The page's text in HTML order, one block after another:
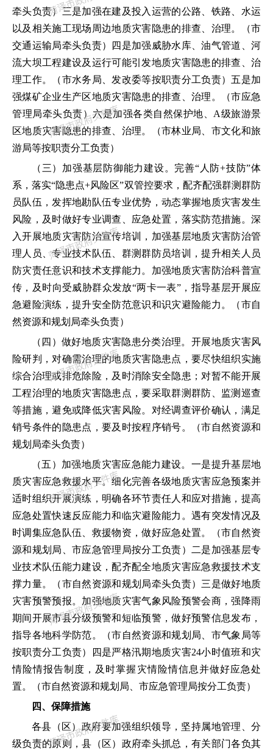
牵头负责）三是加强在建及投入运营的公路、铁路、水运
以及相关施工现场周边地质灾害隐患的排查、治理。
（市
交通运输局牵头负责）
四是加强威胁水库、油气管道、河
流大坝工程建设及运行可能引发地质灾害隐患的排查、治
理工作。
（市水务局 、发改委等按职责分工负责） 五是加
强煤矿企业生产区地质灾害隐患的排查、治理。（市应急
管理局牵头负责）六是加强各类自然保护地、 A级旅游景
区地质灾害隐患的排查、治理。
（市林业局、市文化和旅
游局等按职责分工负责）
（三）加强基层防御能力建设。 完善“人防+技防”体
系，落实“隐患点+风险区”双管控要求，配齐配强群测群防
员队伍，发挥地勘队伍专业优势，动态掌握地质灾害发生
风险，及时做好专业调查、应急处置，落实防范措施。深
入开展地质灾害防治宣传培训，加强基层地质灾害防治管
理人员、专业技术队伍、群测群防员培训，提升相关人员
防灾责任意识和技术支撑能力。加强地质灾害防治科普宣
传，及时向受威胁群众发放“两卡一表”，指导基层开展应
急避险演练，提升安全防范意识和识灾避险能力。
（市自
然资源和规划局牵头负责）
（四）做好地质灾害隐患分类治理。 开展地质灾害风
险研判，对确需治理的地质灾害隐患点，要尽快组织实施
综合治理或排危除险，及时消除安全隐患；对暂不能开展
工程治理的地质灾害隐患点，要采取群测群防、监测巡查
等措施，避免或降低灾害风险。对经调查评价确认，满足
销号条件的隐患点，要及时按程序销号。
（市自然资源和
规划局牵头负责）
（五）加强地质灾害应急能力建设。 一是提升基层地
质灾害应急救援水平。细化完善各级地质灾害应急预案并
适时组织开展演练，明确各环节责任人和应对措施，提高
应急处置快速反应能力和临灾避险能力。遇有突发情况及
时调集应急队伍、救援物资，做好应急处置。
（市自然资
源和规划局、市应急管理局按分工负责）
二是加强基层专
业技术队伍能力建设，配齐配全地质灾害应急救援技术支
撑力量。
（市自然资源和规划局牵头负责） 三是做好地质
灾害预警预报。 加强地质灾害气象风险预警会商，强降雨
期间开展市县分级预警和短临预警，做好预警信息发布，
指导各地科学防范。
（市自然资源和规划局、市气象局等
按职责分工负责）
四是严格汛期地质灾害24小时值班和灾
情险情报告制度，及时掌握灾情险情信息并做好应急处
置。
（市自然资源和规划局、市应急管理局按分工负责）
四、保障措施
各县（区）政府要加强组织领导，坚持属地管理、分
级负责的原则，县（区）政府牵头抓总，有关部门各负其